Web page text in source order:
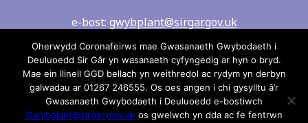
e-bost: gwybplant@sirgar.gov.uk
Os oes unrhyw beth yn anghywir neu allan o ddyddiad
Oherwydd Coronafeirws mae Gwasanaeth Gwybodaeth i
Deuluoedd Sir Gâr yn wasanaeth cyfyngedig ar hyn o bryd.
Mae ein llinell GGD bellach yn weithredol ac rydym yn derbyn
galwadau ar 01267 246555. Os oes angen i chi gysylltu â’r
Gwasanaeth Gwybodaeth i Deuluoedd e-bostiwch
Gwybplant@sirgar.gov.ukos gwelwch yn dda ac fe fentrwn